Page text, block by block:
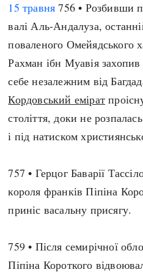
15 травня 756 • Розбивши
валі Аль-Андалуза,
поваленого Омейядського
Рахман ібн Муавія
себе незалежним від
Кордовський емірат
століття, доки не
і під натиском
757 • Герцог Баварії
короля франків Піпіна
приніс васальну присягу.
759 • Після семирічної
Піпіна Короткого